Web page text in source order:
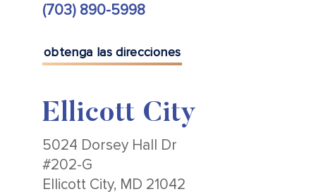
(703) 890-5998
obtenga las direcciones
Ellicott City
5024 Dorsey Hall Dr
#202-G
Ellicott City, MD 21042